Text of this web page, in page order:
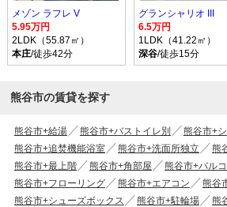
メゾン ラフレ V
5.95万円
2LDK（55.87㎡）
本庄/徒歩42分
グランシャリオ III
6.5万円
1LDK（41.22㎡）
深谷/徒歩15分
熊谷市の賃貸を探す
熊谷市+給湯 熊谷市+バストイレ別
熊谷市+
熊谷市+追焚機能浴室
熊谷市+洗面所独立
熊
熊谷市+最上階
熊谷市+角部屋
熊谷市+バル
熊谷市+フローリング
熊谷市+エアコン
熊谷
熊谷市+シューズボックス
熊谷市+駐輪場
熊